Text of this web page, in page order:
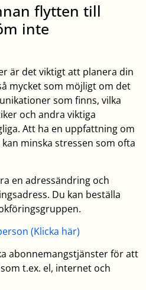
flytten till
inte
är det viktigt att planera din
mycket som möjligt om det
som finns, vilka
och andra viktiga
Att ha en uppfattning om
minska stressen som ofta
en adressändring och
Du kan beställa
(Klicka här)
abonnemangstjänster för att
t.ex. el, internet och